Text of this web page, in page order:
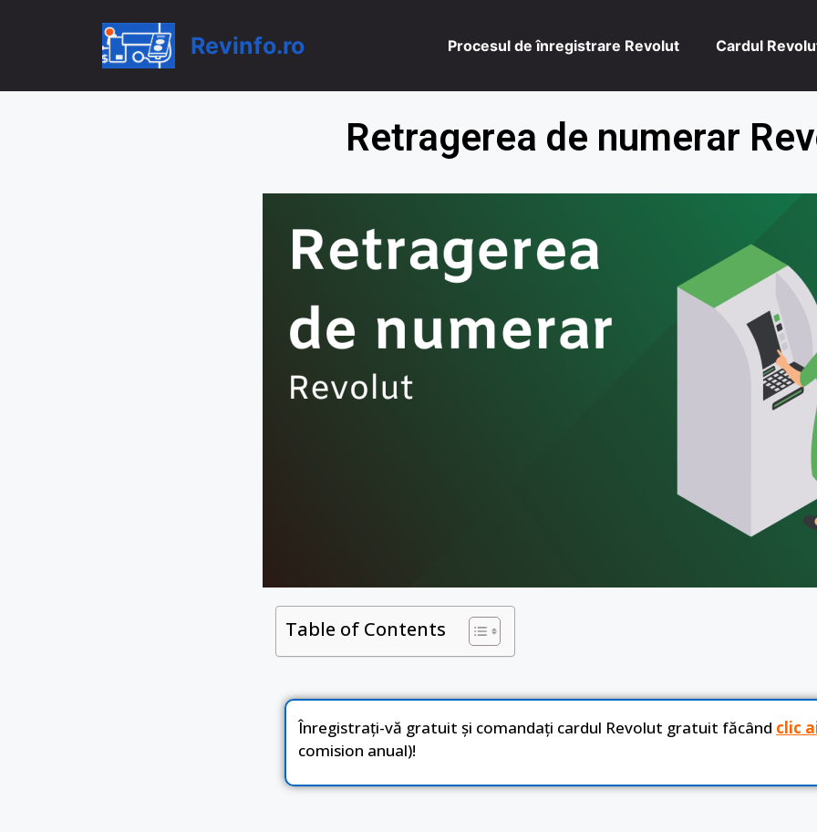
Revinfo.ro Procesul de înregistrare Revolut Cardul
Retragerea de numerar
Table of Contents
Înregistrați-vă gratuit și comandați cardul Revolut gratuit făcând clic
comision anual)!